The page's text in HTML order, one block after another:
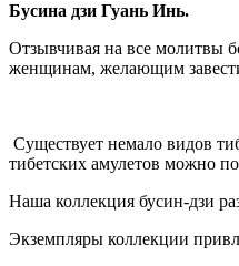
Бусина дзи Гуань Инь.
Отзывчивая на все молитвы
женщинам, желающим
Существует немало видов
тибетских амулетов можно
Наша коллекция бусин-дзи
Экземпляры коллекции